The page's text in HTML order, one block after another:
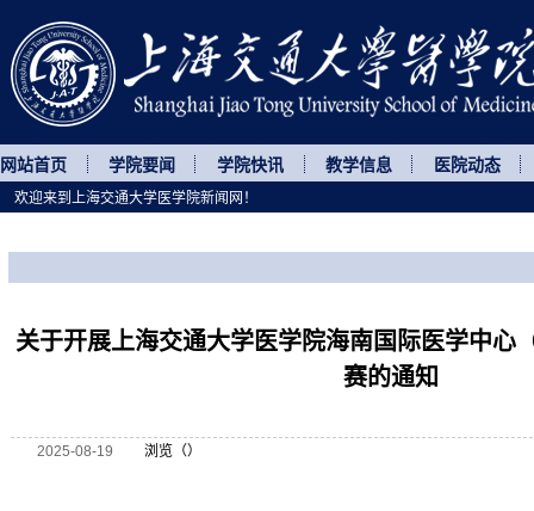
网站首页 学院要闻 学院快讯 教学信息 医院动态
关于开展上海交通大学医学院海南国际医学中心
赛的通知
2025-08-19 浏览（）
欢迎来到上海交通大学医学院新闻网！